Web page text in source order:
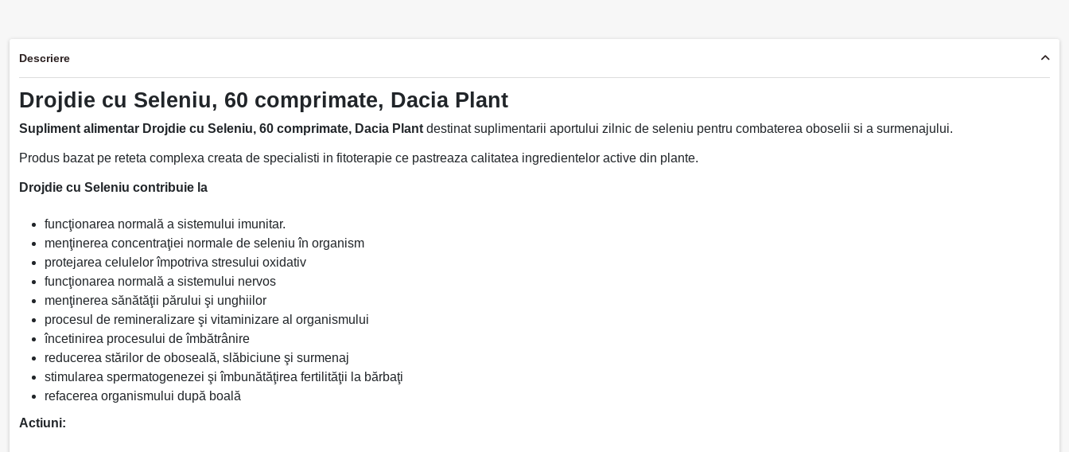
Descriere
Drojdie cu Seleniu, 60 comprimate, Dacia Plant
Supliment alimentar Drojdie cu Seleniu, 60 comprimate, Dacia Plant destinat suplimentarii aportului zilnic de seleniu pentru combaterea oboselii si a surmenajului.
Produs bazat pe reteta complexa creata de specialisti in fitoterapie ce pastreaza calitatea ingredientelor active din plante.
Drojdie cu Seleniu contribuie la
funcţionarea normală a sistemului imunitar.
menţinerea concentraţiei normale de seleniu în organism
protejarea celulelor împotriva stresului oxidativ
funcţionarea normală a sistemului nervos
menţinerea sănătăţii părului şi unghiilor
procesul de remineralizare şi vitaminizare al organismului
încetinirea procesului de îmbătrânire
reducerea stărilor de oboseală, slăbiciune şi surmenaj
stimularea spermatogenezei şi îmbunătăţirea fertilităţii la bărbaţi
refacerea organismului după boală
Actiuni: